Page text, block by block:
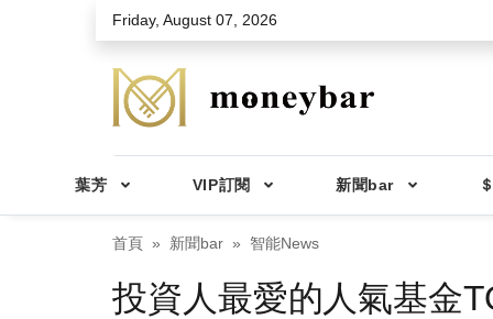
Skip to main contentFriday, August 07, 2026
葉芳 VIP訂閱 新聞bar
首頁 新聞bar 智能News
投資人最愛的人氣基金